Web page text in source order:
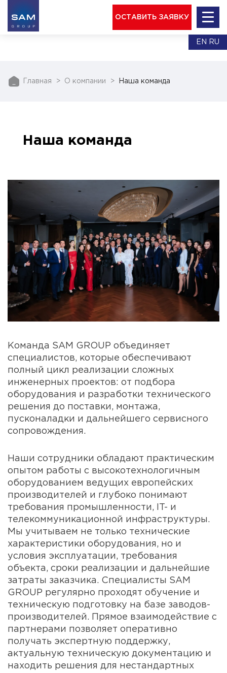
ОСТАВИТЬ ЗАЯВКУ
EN RU
Главная О компании Наша команда
Наша команда
Команда SAM GROUP объединяет
специалистов, которые обеспечивают
полный цикл реализации сложных
инженерных проектов: от подбора
оборудования и разработки технического
решения до поставки, монтажа,
пусконаладки и дальнейшего сервисного
сопровождения.
Наши сотрудники обладают практическим
опытом работы с высокотехнологичным
оборудованием ведущих европейских
производителей и глубоко понимают
требования промышленности, IT- и
телекоммуникационной инфраструктуры.
Мы учитываем не только технические
характеристики оборудования, но и
условия эксплуатации, требования
объекта, сроки реализации и дальнейшие
затраты заказчика. Специалисты SAM
GROUP регулярно проходят обучение и
техническую подготовку на базе заводов-
производителей. Прямое взаимодействие с
партнерами позволяет оперативно
получать экспертную поддержку,
актуальную техническую документацию и
находить решения для нестандартных